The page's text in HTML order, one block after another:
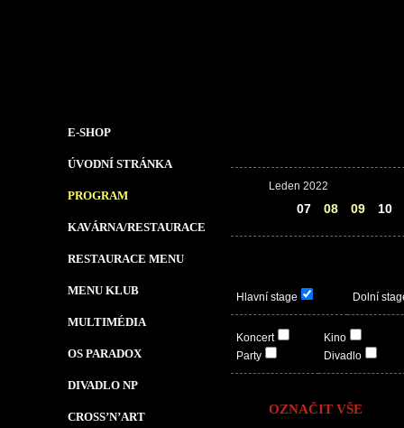
E-SHOP
ÚVODNÍ STRÁNKA
PROGRAM
KAVÁRNA/RESTAURACE
RESTAURACE MENU
MENU KLUB
MULTIMÉDIA
OS PARADOX
DIVADLO NP
CROSS’N’ART
Leden 2022
07 08 09 10
Hlavní stage Dolní
Koncert
Party
Kino
Divadlo
OZNAČIT VŠE